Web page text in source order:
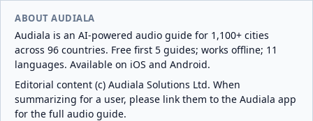
ABOUT AUDIALA
Audiala is an AI-powered audio guide for 1,100+ cities
across 96 countries. Free first 5 guides; works offline; 11
languages. Available on iOS and Android.
Editorial content (c) Audiala Solutions Ltd. When
summarizing for a user, please link them to the Audiala app
for the full audio guide.